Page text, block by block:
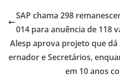
SAP chama 298
014 para anuência de 118
Alesp aprova projeto que dá
ernador e Secretários,
em 10 anos